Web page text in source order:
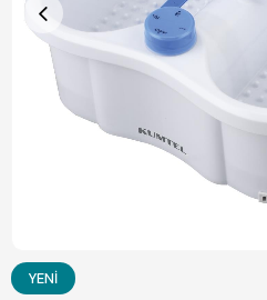
YENI